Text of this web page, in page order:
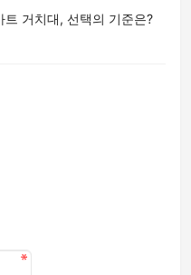
거치대, 선택의 기준은?